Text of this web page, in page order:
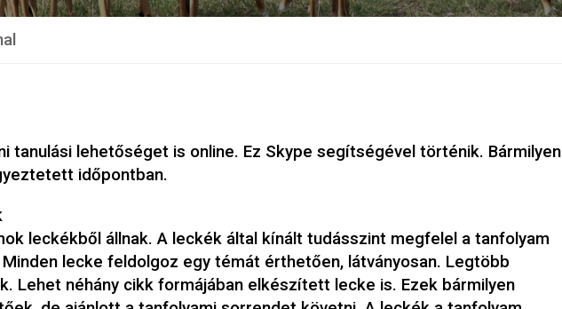
tanulási lehetőséget is online. Ez Skype segítségével történik. Bármilyen
időpontban.
leckékből állnak. A leckék által kínált tudásszint megfelel a tanfolyam
lecke feldolgoz egy témát érthetően, látványosan. Legtöbb
Lehet néhány cikk formájában elkészített lecke is. Ezek bármilyen